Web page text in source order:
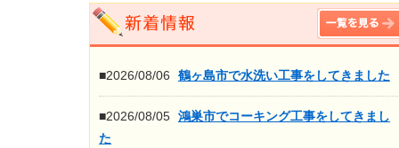
■2026/08/06 鶴ヶ島市で水洗い工事をしてきました
■2026/08/05 鴻巣市でコーキング工事をしてきまし
た